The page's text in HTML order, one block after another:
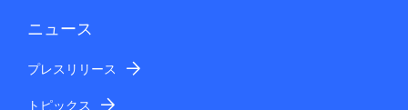
ニュース
プレスリリース
トピックス